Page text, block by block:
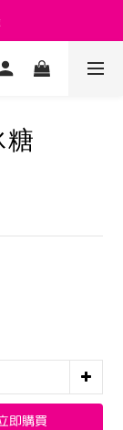
糖
即購買